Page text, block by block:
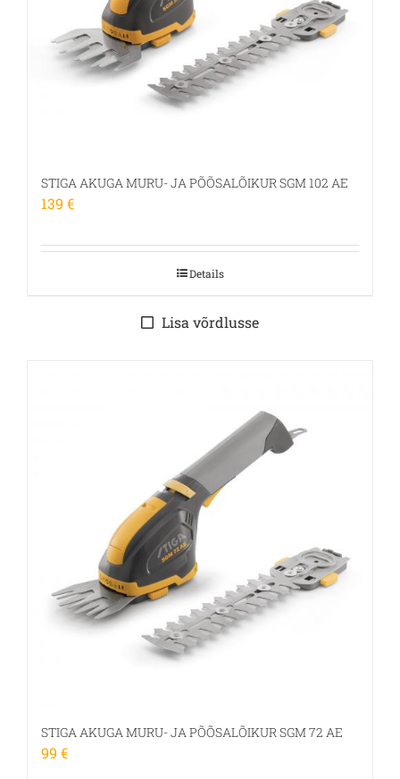
STIGA AKUGA MURU- JA PÕÕSALÕIKUR SGM 102 AE
139 €
Details
Lisa võrdlusse
STIGA AKUGA MURU- JA PÕÕSALÕIKUR SGM 72 AE
99 €